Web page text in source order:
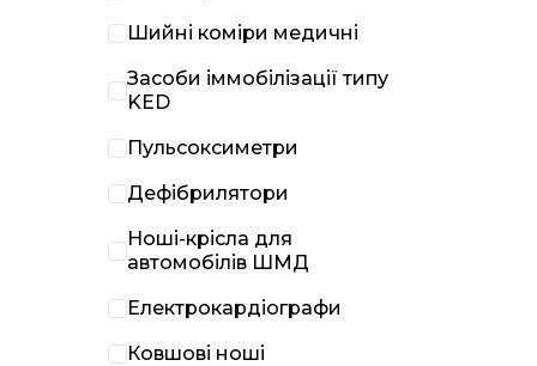
Шийні коміри медичні
Засоби іммобілізації типу
KED
Пульсоксиметри
Дефібрилятори
Ноші-крісла для
автомобілів ШМД
Електрокардіографи
Ковшові ноші